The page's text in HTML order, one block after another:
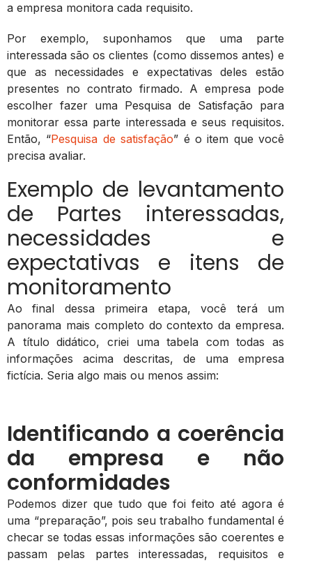
a empresa monitora cada requisito.
Por exemplo, suponhamos que uma parte
interessada são os clientes (como dissemos antes) e
que as necessidades e expectativas deles estão
presentes no contrato firmado. A empresa pode
escolher fazer uma Pesquisa de Satisfação para
monitorar essa parte interessada e seus requisitos.
Então, “Pesquisa de satisfação” é o item que você
precisa avaliar.
Exemplo de levantamento
de Partes interessadas,
necessidades e
expectativas e itens de
monitoramento
Ao final dessa primeira etapa, você terá um
panorama mais completo do contexto da empresa.
A título didático, criei uma tabela com todas as
informações acima descritas, de uma empresa
fictícia. Seria algo mais ou menos assim:
Identificando a coerência
da empresa e não
conformidades
Podemos dizer que tudo que foi feito até agora é
uma “preparação”, pois seu trabalho fundamental é
checar se todas essas informações são coerentes e
passam pelas partes interessadas, requisitos e